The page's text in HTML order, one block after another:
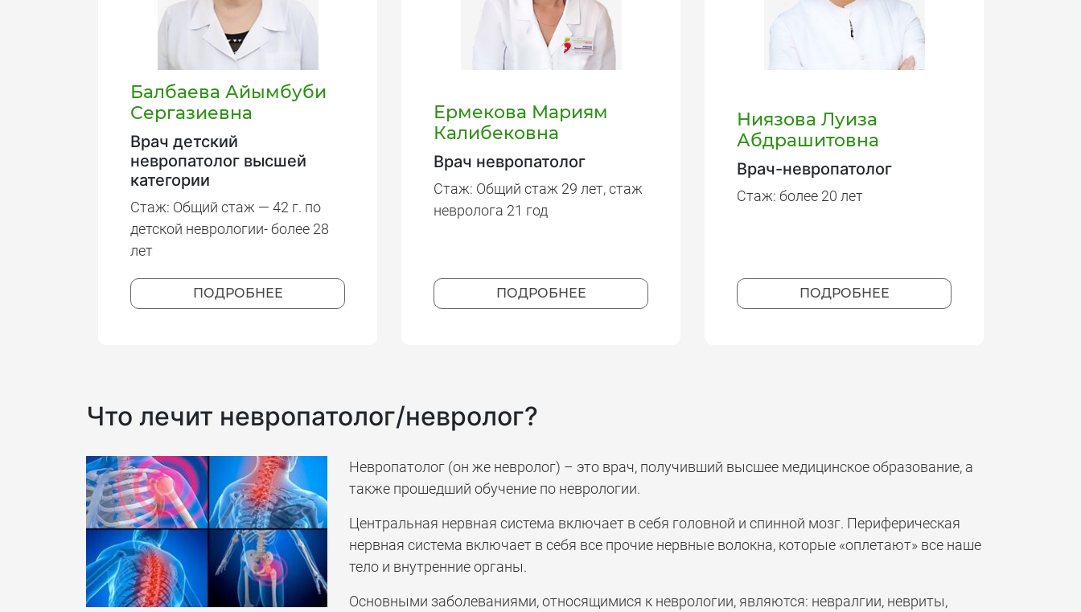
Балбаева Айымбуби
Сергазиевна
Врач детский
невропатолог высшей
категории
Стаж: Общий стаж — 42 г. по
детской неврологии- более 28
лет
ПОДРОБНЕЕ
Ермекова Мариям
Калибековна
Врач невропатолог
Стаж: Общий стаж 29 лет, стаж
невролога 21 год
ПОДРОБНЕЕ
Ниязова Луиза
Абдрашитовна
Врач-невропатолог
Стаж: более 20 лет
ПОДРОБНЕЕ
Что лечит невропатолог/невролог?
Невропатолог (он же невролог) – это врач, получивший высшее медицинское образование, а
также прошедший обучение по неврологии.
Центральная нервная система включает в себя головной и спинной мозг. Периферическая
нервная система включает в себя все прочие нервные волокна, которые «оплетают» все наше
тело и внутренние органы.
Основными заболеваниями, относящимися к неврологии, являются: невралгии, невриты,